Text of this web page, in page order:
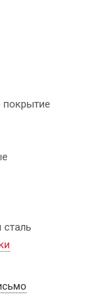
покрытие